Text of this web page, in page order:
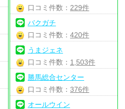
口コミ件数： 229件
バクガチ
口コミ件数： 420件
うまジェネ
口コミ件数： 1,503件
勝馬総合センター
口コミ件数： 376件
オールウイン